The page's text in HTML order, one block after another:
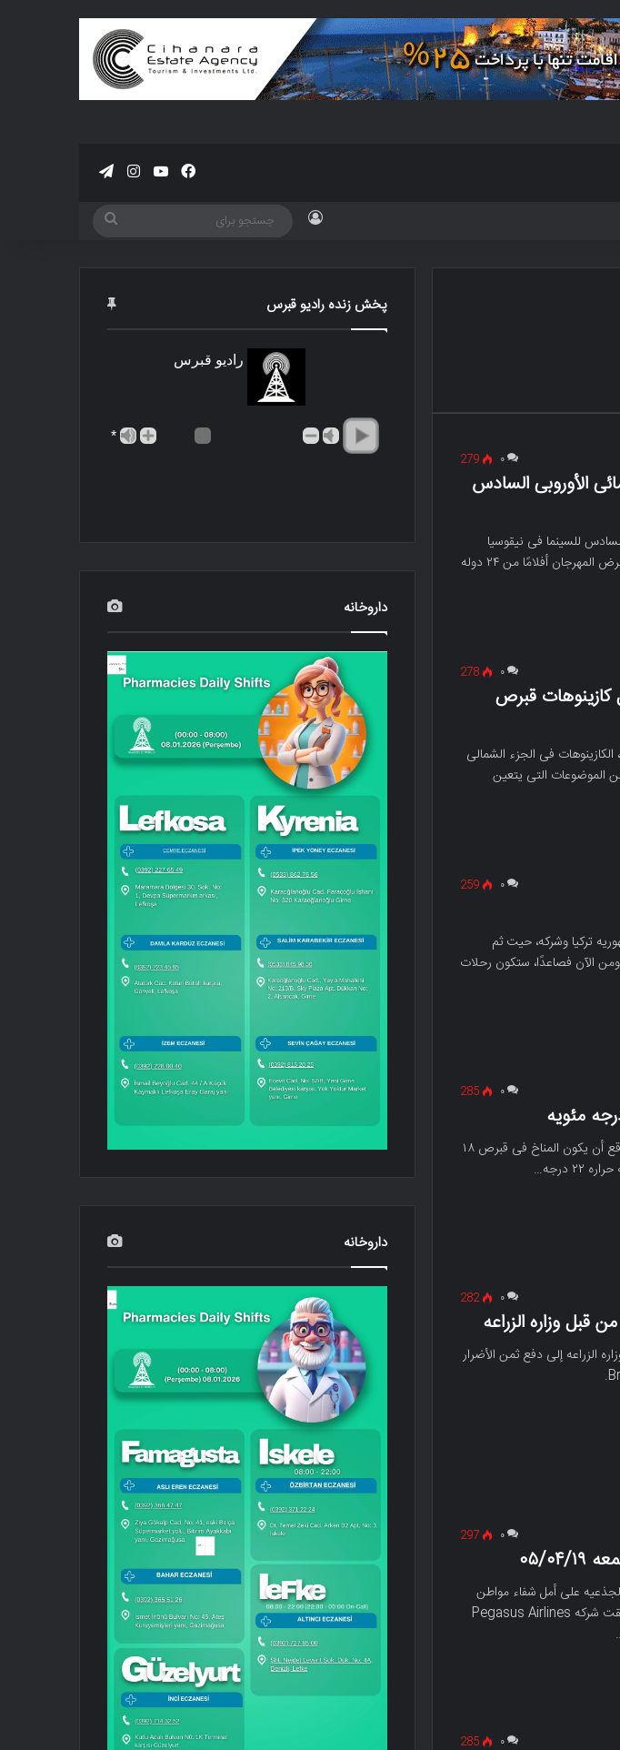
فیسبوکیوتیوباینستاگرام
۰ 279
الأوروبی السادس
للسینما فی نیقوسیا
بمشارکه بلدیه شمال قبرص وعرض المهرجان أفلامًا من ۲۴ دوله
۰ 278
کازینوهات قبرص
الکازینوهات فی الجزء الشمالی
التی یتعین
۰ 259
ترکیا وشرکه، حیت ثم
ومن الآن فصاعدًا، ستکون رحلات
۰ 285
وفقا لتقریر الطقس ، من المتوقع أن یکون المناخ فی قبرص ۱۸
درجه…
۰ 282
الزراعه إلى دفع ثمن الأضرار
۰ 297
۱۹
على أمل شفاء مواطن
بریطانی مصاب بالسرطان .أطلقت شرکه Pegasus Airlines
۰ 285
پخش زنده رادیو قبرس
رادیو قبرس
*
داروخانه
داروخانه